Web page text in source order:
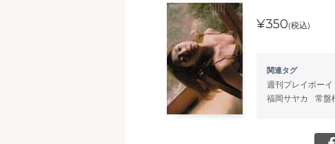
¥350(税込)
関連タグ
週刊プレイボーイ
福岡サヤカ
常盤